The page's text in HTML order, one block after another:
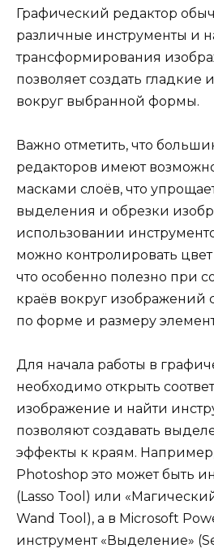
Графический редактор
различные инструменты и
трансформирования
позволяет создать гладкие
вокруг выбранной формы.
Важно отметить, что
редакторов имеют
масками слоёв, что
выделения и обрезки
использовании
можно контролировать
что особенно полезно при
краёв вокруг изображений
по форме и размеру
Для начала работы в
необходимо открыть
изображение и найти
позволяют создавать
эффекты к краям.
Photoshop это может быть
(Lasso Tool) или
Wand Tool), а в Microsoft
инструмент «Выделение»